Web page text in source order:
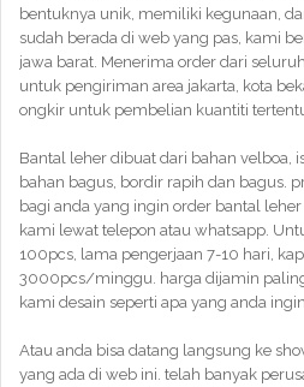
bentuknya unik, memiliki kegunaan,
sudah berada di web yang pas, kami
jawa barat. Menerima order dari
untuk pengiriman area jakarta, kota
ongkir untuk pembelian kuantiti
Bantal leher dibuat dari bahan velboa,
bahan bagus, bordir rapih dan bagus.
bagi anda yang ingin order bantal
kami lewat telepon atau whatsapp.
100pcs, lama pengerjaan 7-10 hari,
3000pcs/minggu. harga dijamin
kami desain seperti apa yang anda
Atau anda bisa datang langsung ke
yang ada di web ini. telah banyak